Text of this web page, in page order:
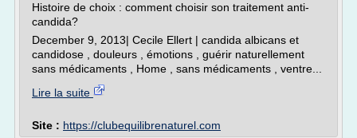
Histoire de choix : comment choisir son traitement anti-
candida?
December 9, 2013| Cecile Ellert | candida albicans et
candidose , douleurs , émotions , guérir naturellement
sans médicaments , Home , sans médicaments , ventre...
Lire la suite
Site : https://clubequilibrenaturel.com